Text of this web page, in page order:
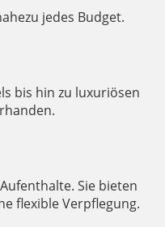
jedes Budget.
bis hin zu luxuriösen
Sie bieten
flexible Verpflegung.